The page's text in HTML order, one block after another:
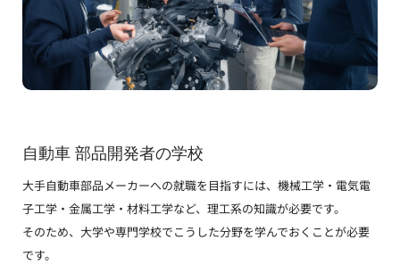
自動車 部品開発者の学校
大手自動車部品メーカーへの就職を目指すには、機械工学・電気電
子工学・金属工学・材料工学など、理工系の知識が必要です。
そのため、大学や専門学校でこうした分野を学んでおくことが必要
です。